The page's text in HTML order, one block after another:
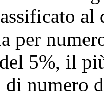
per
5%, il
di numero